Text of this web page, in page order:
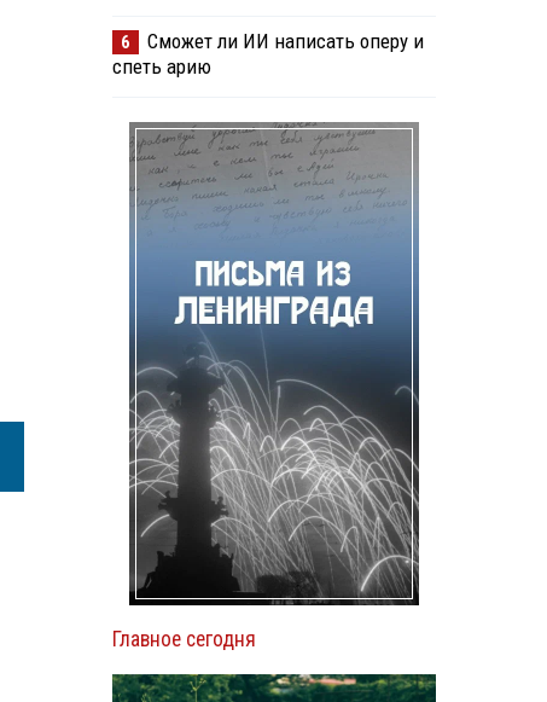
6
Сможет ли ИИ написать оперу и
спеть арию
Главное сегодня